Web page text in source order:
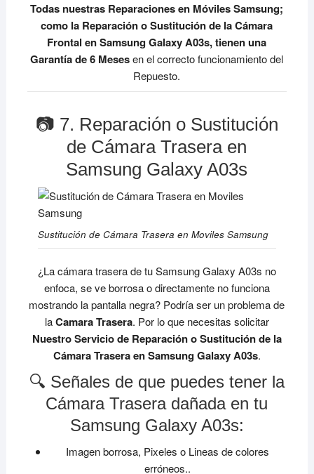
Todas nuestras Reparaciones en Móviles Samsung;
como la Reparación o Sustitución de la Cámara
Frontal en Samsung Galaxy A03s, tienen una
Garantía de 6 Mesesen el correcto funcionamiento del
Repuesto.
📷 7. Reparación o Sustitución
de Cámara Trasera en
Samsung Galaxy A03s
Sustitución de Cámara Trasera en Moviles Samsung
¿La cámara trasera de tu Samsung Galaxy A03s no
enfoca, se ve borrosa o directamente no funciona
mostrando la pantalla negra? Podría ser un problema de
laCamara Trasera. Por lo que necesitas solicitar
Nuestro Servicio de Reparación o Sustitución de la
Cámara Trasera en Samsung Galaxy A03s.
🔍 Señales de que puedes tener la
Cámara Trasera dañada en tu
Samsung Galaxy A03s:
Imagen borrosa, Pixeles o Lineas de colores
erróneos..